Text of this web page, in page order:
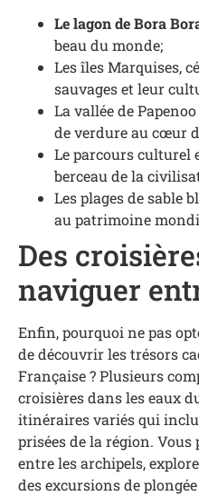
Le lagon de Bora
beau du monde;
Les îles Marquises,
sauvages et leur
La vallée de
de verdure au cœur
Le parcours culturel
berceau de la
Les plages de sable
au patrimoine
Des
naviguer
Enfin, pourquoi ne pas
de découvrir les trésors
Française ? Plusieurs
croisières dans les eaux
itinéraires variés qui
prisées de la région.
entre les archipels,
des excursions de